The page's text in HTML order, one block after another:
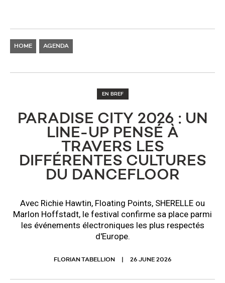
HOME AGENDA
EN BREF
PARADISE CITY 2026 : UN
LINE-UP PENSÉ À
TRAVERS LES
DIFFÉRENTES CULTURES
DU DANCEFLOOR
Avec Richie Hawtin, Floating Points, SHERELLE ou
Marlon Hoffstadt, le festival confirme sa place parmi
les événements électroniques les plus respectés
d'Europe.
FLORIAN TABELLION 26 JUNE 2026